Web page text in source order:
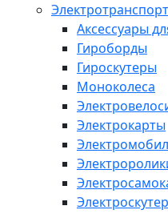
Электротранспорт
Аксессуары
Гироборды
Гироскутеры
Моноколеса
Электрокарты